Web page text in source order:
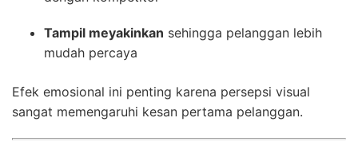
Tampil meyakinkan sehingga pelanggan lebih
mudah percaya
Efek emosional ini penting karena persepsi visual
sangat memengaruhi kesan pertama pelanggan.